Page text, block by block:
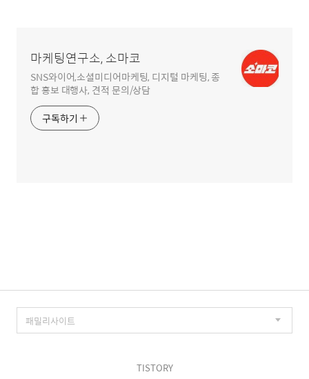
마케팅연구소, 소마코
SNS와이어,소셜미디어마케팅, 디지털 마케팅, 종
합 홍보 대행사, 견적 문의/상담
구독하기
TISTORY